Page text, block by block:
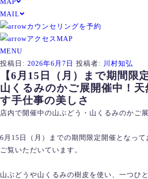
MAP
MAIL
カウンセリングを予約
アクセスMAP
MENU
投稿日: 2026年6月7日 投稿者: 川村知弘
【6月15日（月）まで期間限
山くるみのかご展開催中！天
す手仕事の美しさ
店内で開催中の山ぶどう・山くるみのかご展
6月15日（月）までの期間限定開催となっ
ご覧いただいています。
山ぶどうや山くるみの樹皮を使い、一つひ